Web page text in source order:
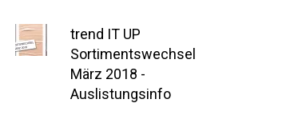
trend IT UP
Sortimentswechsel
März 2018 -
Auslistungsinfo